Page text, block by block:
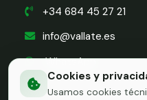
Cookies y
Usamos cookies
+34 684 45 27 21
info@vallate.es
WhatsApp